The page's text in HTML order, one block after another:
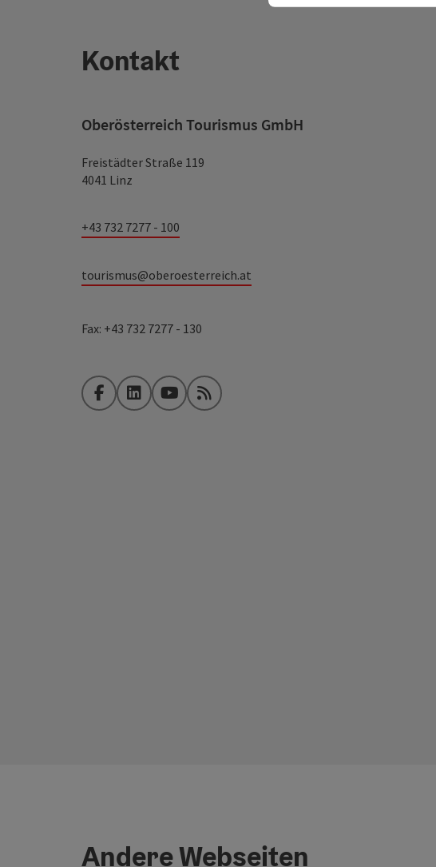
Kontakt
Oberösterreich Tourismus GmbH
Freistädter Straße 119
4041 Linz
+43 732 7277 - 100
tourismus@oberoesterreich.at
Fax: +43 732 7277 - 130
FacebookLinkedInYouTubeRSS-Feed
Andere Webseiten